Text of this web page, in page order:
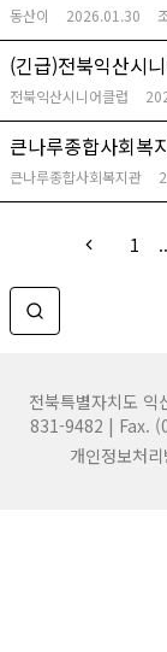
동산이 2026.01.30
(긴급)전북익산시
전북익산시니어클럽
큰나루종합사회복
큰나루종합사회복지관
1
전북특별자치도
831-9482 | Fax.
개인정보처리